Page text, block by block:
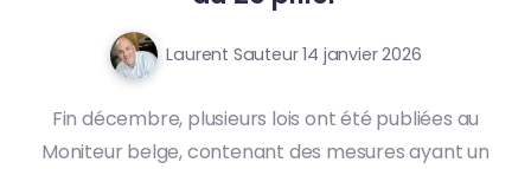
Laurent Sauteur 14 janvier 2026
Fin décembre, plusieurs lois ont été publiées au
Moniteur belge, contenant des mesures ayant un